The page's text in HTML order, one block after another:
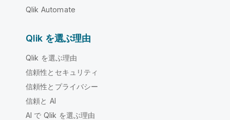
Qlik Automate
Qlik を選ぶ理由
Qlik を選ぶ理由
信頼性とセキュリティ
信頼性とプライバシー
信頼と AI
AI で Qlik を選ぶ理由